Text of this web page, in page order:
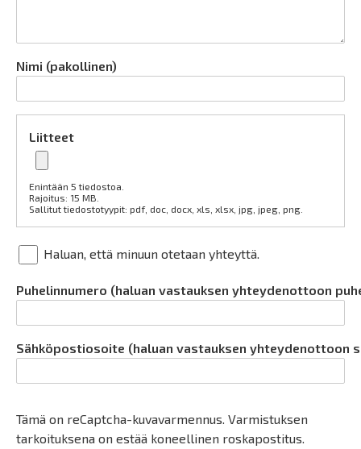
Nimi (pakollinen)
Liitteet
Enintään 5 tiedostoa.
Rajoitus: 15 MB.
Sallitut tiedostotyypit: pdf, doc, docx, xls, xlsx, jpg, jpeg, png.
Haluan, että minuun otetaan yhteyttä.
Puhelinnumero (haluan vastauksen yhteydenottoon
Sähköpostiosoite (haluan vastauksen yhteydenottoon
Tämä on reCaptcha-kuvavarmennus. Varmistuksen
tarkoituksena on estää koneellinen roskapostitus.